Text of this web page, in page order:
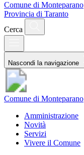
Comune di Monteparano
Provincia di Taranto
Cerca
Nascondi la navigazione
Comune di Monteparano
Amministrazione
Novità
Servizi
Vivere il Comune